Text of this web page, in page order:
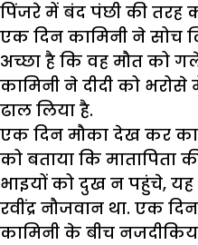
पिंजरे में बंद पंछी की तरह
एक दिन कामिनी ने सोच
अच्छा है कि वह मौत को
कामिनी ने दीदी को
ढाल लिया है.
एक दिन मौका देख कर
को बताया कि मातापिता
भाइयों को दुख न पहुंचे,
रवींद्र नौजवान था. एक
कामिनी के बीच